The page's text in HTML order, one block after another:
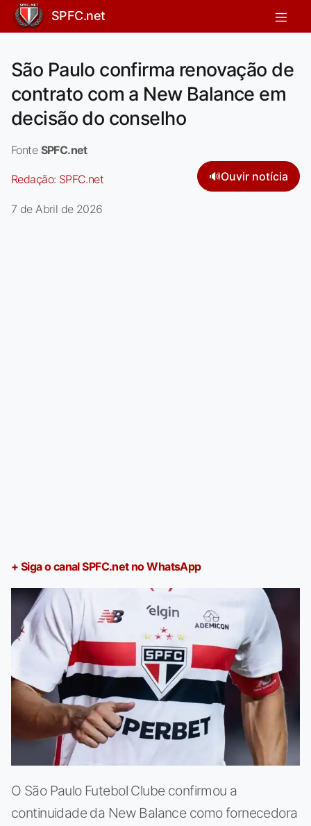
SPFC.net
São Paulo confirma renovação de
contrato com a New Balance em
decisão do conselho
Fonte SPFC.net
Redação: SPFC.net 🔊Ouvir notícia
7 de Abril de 2026
+ Siga o canal SPFC.net no WhatsApp
O São Paulo Futebol Clube confirmou a
continuidade da New Balance como fornecedora